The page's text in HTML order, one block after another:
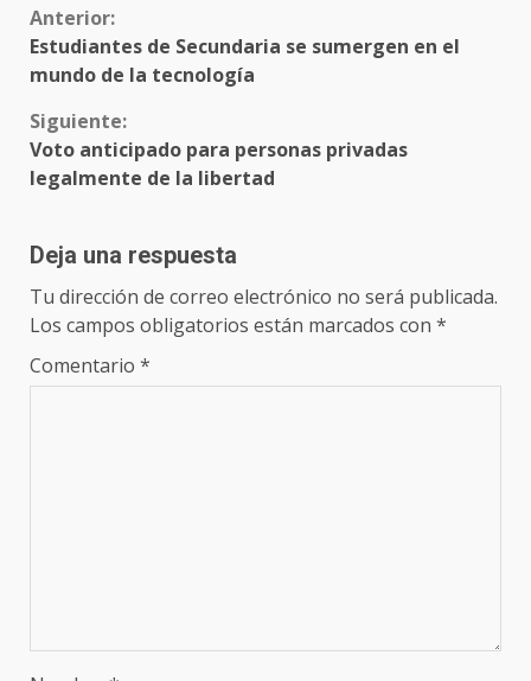
Sigue
leyendo
Anterior:
Estudiantes de Secundaria se sumergen en el
mundo de la tecnología
Siguiente:
Voto anticipado para personas privadas
legalmente de la libertad
Deja una respuesta
Tu dirección de correo electrónico no será publicada.
Los campos obligatorios están marcados con *
Comentario *